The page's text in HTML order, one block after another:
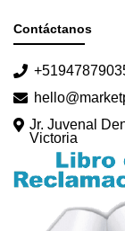
Contáctanos
Jr. Juvenal
Victoria